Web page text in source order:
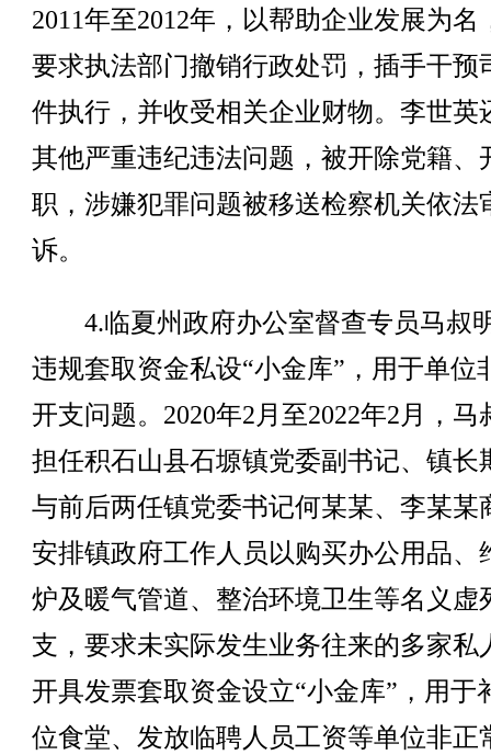
2011年至2012年，以帮助企业发展为名
要求执法部门撤销行政处罚，插手干预
件执行，并收受相关企业财物。李世英
其他严重违纪违法问题，被开除党籍、
职，涉嫌犯罪问题被移送检察机关依法
诉。
4.临夏州政府办公室督查专员马叔
违规套取资金私设“小金库”，用于单位
开支问题。2020年2月至2022年2月，马
担任积石山县石塬镇党委副书记、镇长
与前后两任镇党委书记何某某、李某某
安排镇政府工作人员以购买办公用品、
炉及暖气管道、整治环境卫生等名义虚
支，要求未实际发生业务往来的多家私
开具发票套取资金设立“小金库”，用于
位食堂、发放临聘人员工资等单位非正